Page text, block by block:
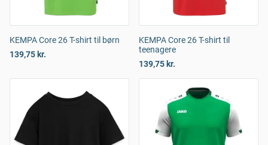
KEMPA Core 26 T-shirt til børn
139,75 kr.
KEMPA Core 26 T-shirt til
teenagere
139,75 kr.